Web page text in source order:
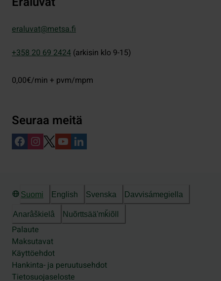
eraluvat@metsa.fi
+358 20 69 2424 (arkisin klo 9-15)
0,00€/min + pvm/mpm
Seuraa meitä
Suomi English Svenska Davvisámegiella
Anarâškielâ Nuõrttsääʹmǩiõll
Palaute
Maksutavat
Käyttöehdot
Hankinta- ja peruutusehdot
Tietosuojaseloste